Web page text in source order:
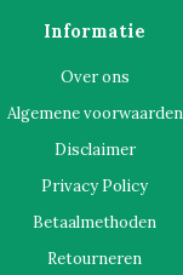
Informatie
Over ons
Algemene voorwaarden
Disclaimer
Privacy Policy
Betaalmethoden
Retourneren